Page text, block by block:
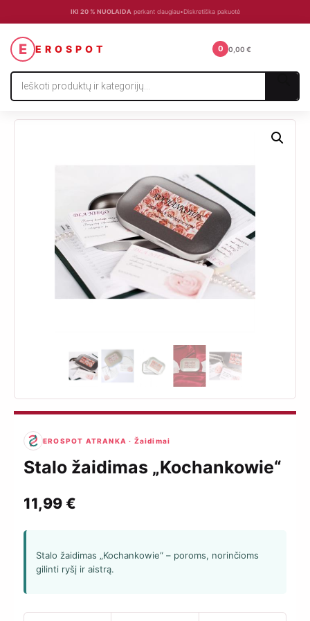
IKI 20 % NUOLAIDA perkant daugiau•Diskretiška pakuotė
E EROSPOT
Products
search
0 0,00 €
EROSPOT ATRANKA · Žaidimai
Stalo žaidimas „Kochankowie“
11,99€
Stalo žaidimas „Kochankowie“ – poroms, norinčioms
gilinti ryšį ir aistrą.